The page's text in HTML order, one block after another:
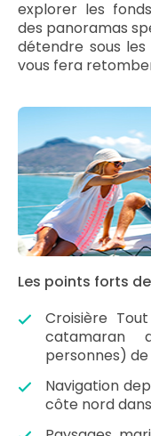
explorer les
des panoramas
détendre sous
vous fera
Les points forts
Croisière
catamaran
personnes)
Navigation
côte nord